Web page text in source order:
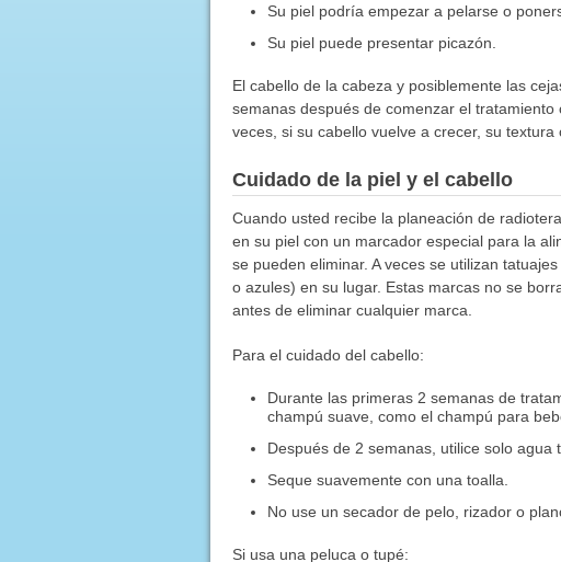
Su piel podría empezar a pelarse o
Su piel puede presentar picazón.
El cabello de la cabeza y posiblemente las
semanas después de comenzar el
veces, si su cabello vuelve a crecer, su
Cuidado de la piel y el cabello
Cuando usted recibe la planeación de
en su piel con un marcador especial para la
se pueden eliminar. A veces se utilizan
o azules) en su lugar. Estas marcas no se
antes de eliminar cualquier marca.
Para el cuidado del cabello:
Durante las primeras 2 semanas de
champú suave, como el champú para
Después de 2 semanas, utilice solo agua
Seque suavemente con una toalla.
No use un secador de pelo, rizador o
Si usa una peluca o tupé: